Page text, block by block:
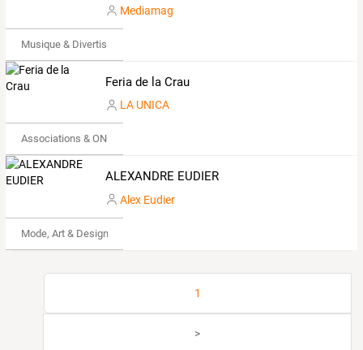
Mediamag
Musique & Divertissements
Feria de la Crau
LA UNICA
Associations & ONG
ALEXANDRE EUDIER
Alex Eudier
Mode, Art & Design
1
>